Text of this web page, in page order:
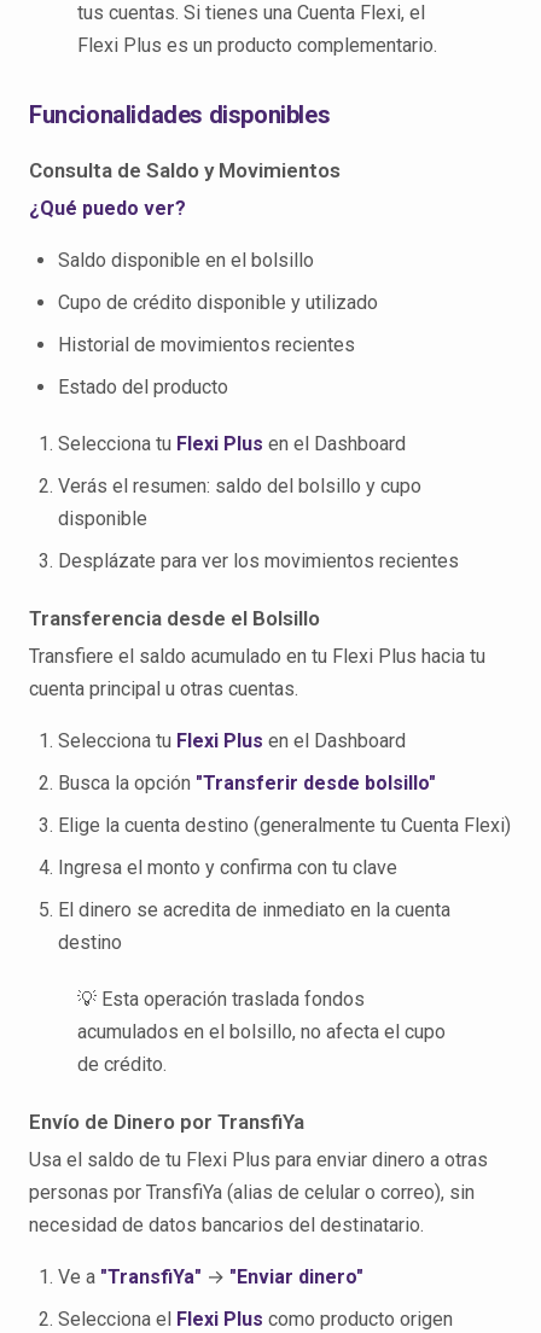
tus cuentas. Si tienes una Cuenta Flexi, el
Flexi Plus es un producto complementario.
Funcionalidades disponibles
Consulta de Saldo y Movimientos
¿Qué puedo ver?
Saldo disponible en el bolsillo
Cupo de crédito disponible y utilizado
Historial de movimientos recientes
Estado del producto
Selecciona tu Flexi Plus en el Dashboard
Verás el resumen: saldo del bolsillo y cupo
disponible
Desplázate para ver los movimientos recientes
Transferencia desde el Bolsillo
Transfiere el saldo acumulado en tu Flexi Plus hacia tu
cuenta principal u otras cuentas.
Selecciona tu Flexi Plus en el Dashboard
Busca la opción "Transferir desde bolsillo"
Elige la cuenta destino (generalmente tu Cuenta Flexi)
Ingresa el monto y confirma con tu clave
El dinero se acredita de inmediato en la cuenta
destino
💡 Esta operación traslada fondos
acumulados en el bolsillo, no afecta el cupo
de crédito.
Envío de Dinero por TransfiYa
Usa el saldo de tu Flexi Plus para enviar dinero a otras
personas por TransfiYa (alias de celular o correo), sin
necesidad de datos bancarios del destinatario.
Ve a "TransfiYa" → "Enviar dinero"
Selecciona el Flexi Plus como producto origen